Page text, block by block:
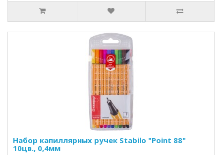
Набор капиллярных ручек Stabilo "Point 88"
10цв., 0,4мм